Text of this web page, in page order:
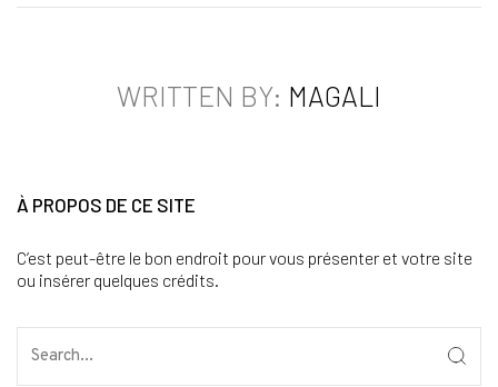
WRITTEN BY: MAGALI
À PROPOS DE CE SITE
C’est peut-être le bon endroit pour vous présenter et votre site
ou insérer quelques crédits.